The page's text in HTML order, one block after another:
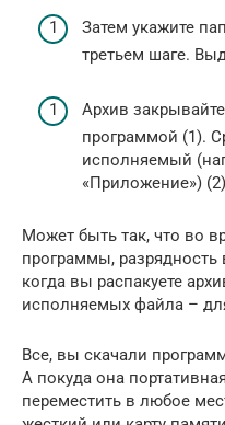
Затем укажите
третьем шаге.
Архив
программой (1).
исполняемый
«Приложение»)
Может быть так, что во
программы, разрядность
когда вы распакуете
исполняемых файла –
Все, вы скачали
А покуда она
переместить в любое